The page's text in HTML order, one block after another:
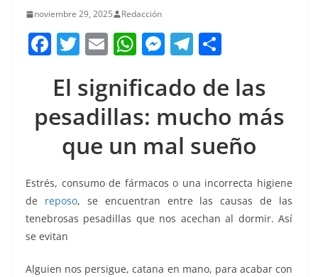
noviembre 29, 2025 Redacción
F
c
e
b
o
o
k
T
itt
er
E
ai
l
W
at
s
A
p
p
M
ss
e
n
g
er
T
e
gr
a
m
m
p
ar
tir
El significado de las
pesadillas: mucho más
que un mal sueño
Estrés, consumo de fármacos o una incorrecta higiene
de reposo, se encuentran entre las causas de las
tenebrosas pesadillas que nos acechan al dormir. Así
se evitan
Alguien nos persigue, catana en mano, para acabar con